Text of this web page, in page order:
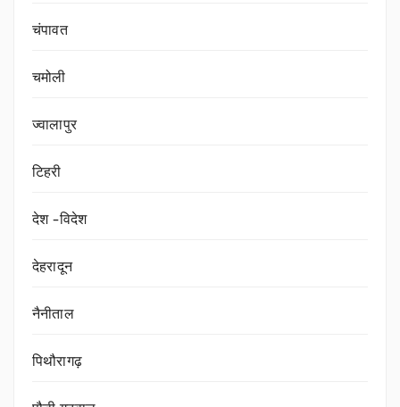
चंपावत
चमोली
ज्वालापुर
टिहरी
देश -विदेश
देहरादून
नैनीताल
पिथौरागढ़